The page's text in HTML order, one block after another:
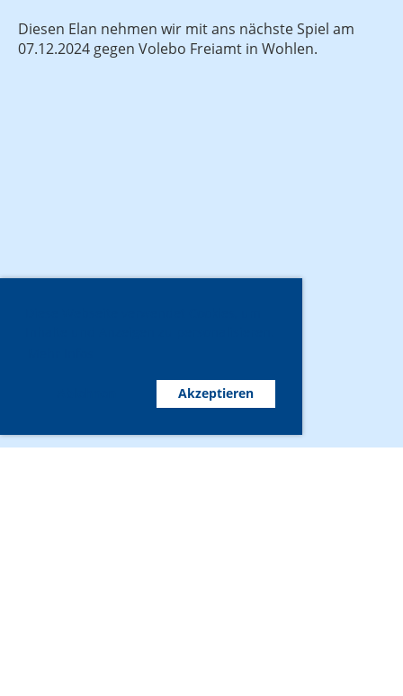
Akzeptieren
Diesen Elan nehmen wir mit ans nächste Spiel am
07.12.2024 gegen Volebo Freiamt in Wohlen.